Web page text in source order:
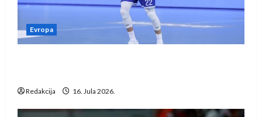
Evropa
Redakcija 16. Jula 2026.